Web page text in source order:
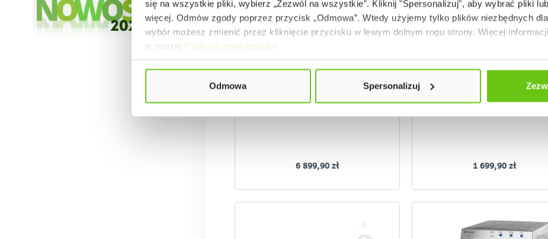
się na wszystkie pliki, wybierz „Zezwól na wszystkie”. Kliknij "Spersonalizuj", aby wybrać pliki
więcej. Odmów zgody poprzez przycisk „Odmowa”. Wtedy użyjemy tylko plików niezbędnych
wybór możesz zmienić przez kliknięcie przycisku w lewym dolnym rogu strony. Więcej
w naszej Polityce prywatności
Odmowa Spersonalizuj
Złóż zamówienie
Patelnia uchylna elektryczna
6 899,90 zł
Złóż zamówienie
819002
1 699,90 zł